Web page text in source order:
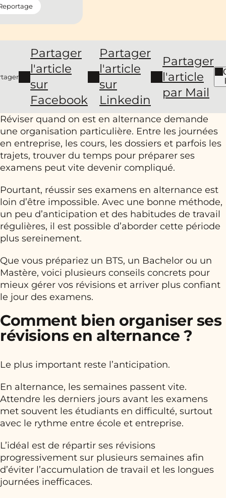
Partager
l'article
sur
Facebook
Partager
l'article
sur
Linkedin
Partager
l'article
par Mail
Réviser quand on est en alternance demande
une organisation particulière. Entre les journées
en entreprise, les cours, les dossiers et parfois les
trajets, trouver du temps pour préparer ses
examens peut vite devenir compliqué.
Pourtant, réussir ses examens en alternance est
loin d’être impossible. Avec une bonne méthode,
un peu d’anticipation et des habitudes de travail
régulières, il est possible d’aborder cette période
plus sereinement.
Que vous prépariez un BTS, un Bachelor ou un
Mastère, voici plusieurs conseils concrets pour
mieux gérer vos révisions et arriver plus confiant
le jour des examens.
Comment bien organiser ses
révisions en alternance ?
Le plus important reste l’anticipation.
En alternance, les semaines passent vite.
Attendre les derniers jours avant les examens
met souvent les étudiants en difficulté, surtout
avec le rythme entre école et entreprise.
L’idéal est de répartir ses révisions
progressivement sur plusieurs semaines afin
d’éviter l’accumulation de travail et les longues
journées inefficaces.